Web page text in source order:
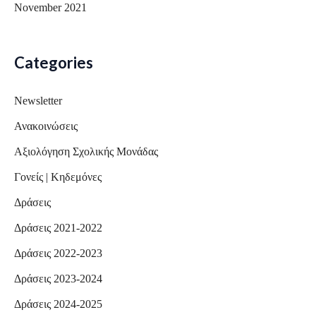
November 2021
Categories
Newsletter
Ανακοινώσεις
Αξιολόγηση Σχολικής Μονάδας
Γονείς | Κηδεμόνες
Δράσεις
Δράσεις 2021-2022
Δράσεις 2022-2023
Δράσεις 2023-2024
Δράσεις 2024-2025